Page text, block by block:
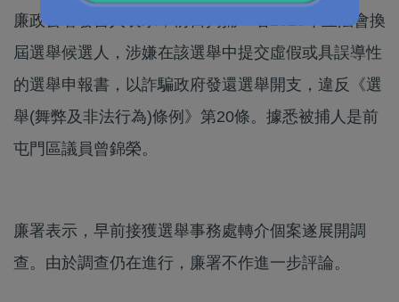
廉政公署發言人表示，前日拘捕一名2020年立法會換
屆選舉候選人，涉嫌在該選舉中提交虛假或具誤導性
的選舉申報書，以詐騙政府發還選舉開支，違反《選
舉(舞弊及非法行為)條例》第20條。據悉被捕人是前
屯門區議員曾錦榮。
廉署表示，早前接獲選舉事務處轉介個案遂展開調
查。由於調查仍在進行，廉署不作進一步評論。